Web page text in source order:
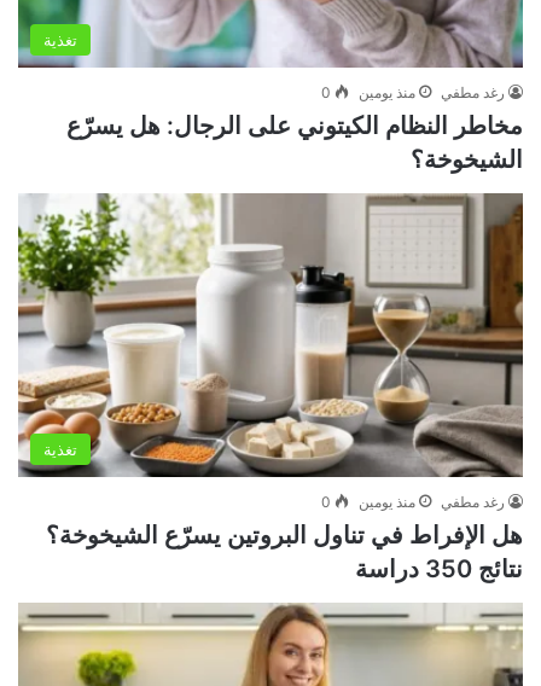
تغذية
رغد مطفي منذ يومين 0
مخاطر النظام الكيتوني على الرجال: هل يسرّع
الشيخوخة؟
تغذية
رغد مطفي منذ يومين 0
هل الإفراط في تناول البروتين يسرّع الشيخوخة؟
نتائج 350 دراسة